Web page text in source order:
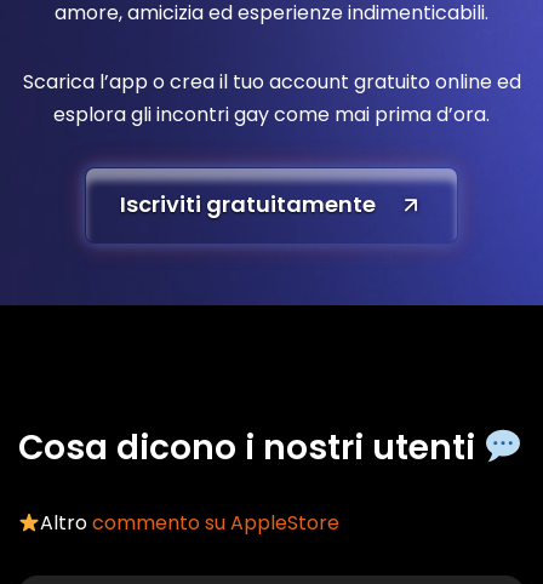
amore, amicizia ed esperienze indimenticabili.
Scarica l’app o crea il tuo account gratuito online ed
esplora gli incontri gay come mai prima d’ora.
Iscriviti gratuitamente
Cosa dicono i nostri utenti
Altrocommento su AppleStore